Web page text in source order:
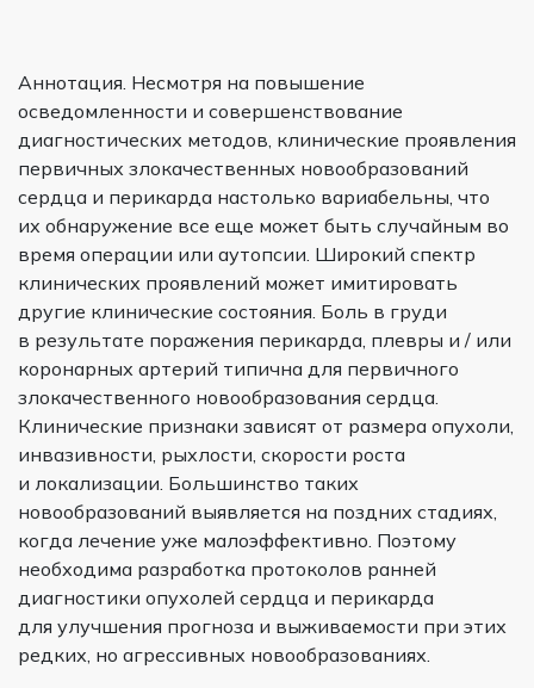
Аннотация. Несмотря на повышение
осведомленности и совершенствование
диагностических методов, клинические проявления
первичных злокачественных новообразований
сердца и перикарда настолько вариабельны, что
их обнаружение все еще может быть случайным во
время операции или аутопсии. Широкий спектр
клинических проявлений может имитировать
другие клинические состояния. Боль в груди
в результате поражения перикарда, плевры и / или
коронарных артерий типична для первичного
злокачественного новообразования сердца.
Клинические признаки зависят от размера опухоли,
инвазивности, рыхлости, скорости роста
и локализации. Большинство таких
новообразований выявляется на поздних стадиях,
когда лечение уже малоэффективно. Поэтому
необходима разработка протоколов ранней
диагностики опухолей сердца и перикарда
для улучшения прогноза и выживаемости при этих
редких, но агрессивных новообразованиях.